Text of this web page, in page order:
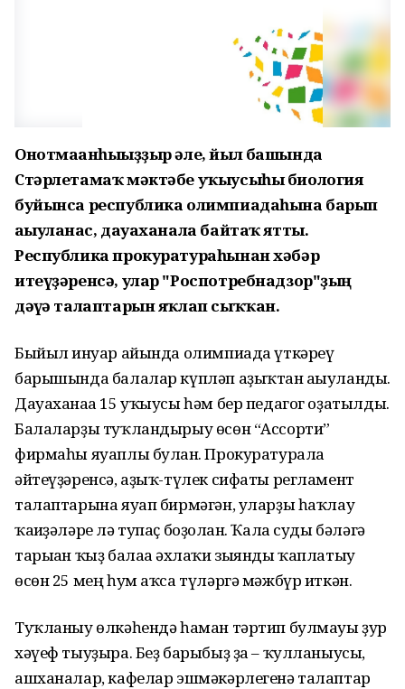
Онотмағанһығыҙҙыр әле, йыл башында
Стәрлетамаҡ мәктәбе уҡыусыһы биология
буйынса республика олимпиадаһына барып
ағыуланғас, дауаханала байтаҡ ятты.
Республика прокуратураһынан хәбәр
итеүҙәренсә, улар "Роспотребнадзор"ҙың
дәғүә талаптарын яҡлап сыҡҡан.
Быйыл ғинуар айында олимпиада үткәреү
барышында балалар күпләп аҙыҡтан ағыуланды.
Дауаханаға 15 уҡыусы һәм бер педагог оҙатылды.
Балаларҙы туҡландырыу өсөн “Ассорти”
фирмаһы яуаплы булған. Прокуратурала
әйтеүҙәренсә, аҙыҡ-түлек сифаты регламент
талаптарына яуап бирмәгән, уларҙы һаҡлау
ҡағиҙәләре лә тупаҫ боҙолған. Ҡала суды бәләгә
тарыған ҡыҙ балаға әхлаҡи зыянды ҡаплатыу
өсөн 25 мең һум аҡса түләргә мәжбүр иткән.
Туҡланыу өлкәһендә һаман тәртип булмауы ҙур
хәүеф тыуҙыра. Беҙ барыбыҙ ҙа – ҡулланыусы,
ашханалар, кафелар эшмәкәрлегенә талаптар